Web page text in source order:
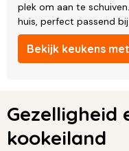
plek om aan te
huis, perfect passend
Bekijk keukens
Gezelligheid
kookeiland